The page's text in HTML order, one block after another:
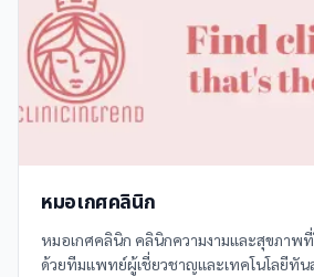
หมอเกศคลินิก
หมอเกศคลินิก คลินิกความงามและสุขภาพ
ด้วยทีมแพทย์ผู้เชี่ยวชาญและเทคโนโลยีทั